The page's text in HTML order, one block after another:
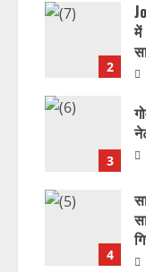
2
में
3
4